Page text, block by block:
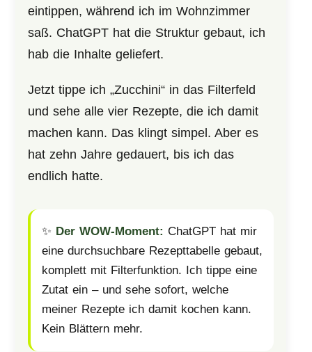
eintippen, während ich im Wohnzimmer
saß. ChatGPT hat die Struktur gebaut, ich
hab die Inhalte geliefert.
Jetzt tippe ich „Zucchini“ in das Filterfeld
und sehe alle vier Rezepte, die ich damit
machen kann. Das klingt simpel. Aber es
hat zehn Jahre gedauert, bis ich das
endlich hatte.
✨ Der WOW-Moment: ChatGPT hat mir
eine durchsuchbare Rezepttabelle gebaut,
komplett mit Filterfunktion. Ich tippe eine
Zutat ein – und sehe sofort, welche
meiner Rezepte ich damit kochen kann.
Kein Blättern mehr.